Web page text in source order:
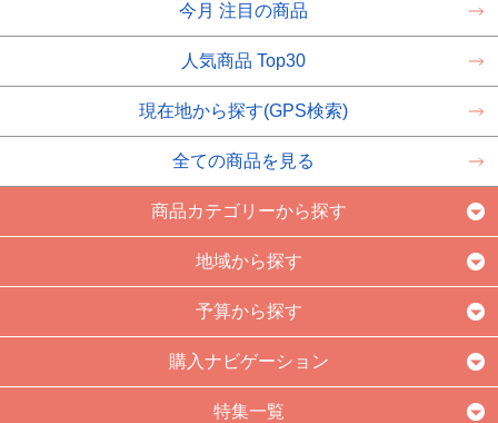
今月 注目の商品
人気商品 Top30
現在地から探す(GPS検索)
全ての商品を見る
商品カテゴリーから探す
地域から探す
予算から探す
購入ナビゲーション
特集一覧